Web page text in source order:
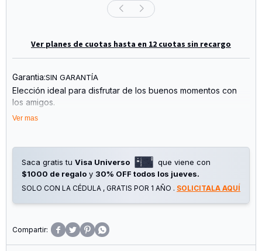
Ver planes de cuotas hasta en 12 cuotas sin recargo
Garantia:SIN GARANTÍA
Elección ideal para disfrutar de los buenos momentos con
los amigos.
Ver mas
Saca gratis tu Visa Universo
que viene con
$1000 de regalo y 30% OFF todos los jueves.
SOLO CON LA CÉDULA , GRATIS POR 1 AÑO . SOLICITALA AQUÍ
   